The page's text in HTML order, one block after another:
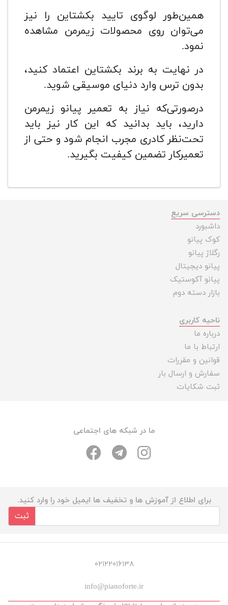
همین‌طور لوگوی تایید بکشتاین را نیز
می‌توان روی محصولات زیمرمن مشاهده
نمود.
در نهایت به برند بکشتاین اعتماد کنید،
بدون ترس وارد دنیای موسیقی شوید.
درصورتی‌که نیاز به تعمیر پیانو زیمرمن
دارید، باید بدانید که این کار نیز باید
تحت‌نظر کادری مجرب انجام شود و حتی از
تعمیرکار تضمین کیفیت بگیرید.
دسترسی سریع
داشبورد
کوک پیانو
رگلاژ پیانو
پیانو دیجیتال
پیانو آکوستیک
بازار دسته دوم
ناحیه کاربری
درباره ما
ارتباط با ما
قوانین و مقررات
سفارش و ارسال بار
ثبت شکایات
ما در شبکه های اجتماعی
برای اطلاع از آموزش ها و تخفیف ها ایمیل خود را وارد کنید.
ثبت
۰۲۱۲۲۰۱۶۱۳۸
info@pianoforte.ir